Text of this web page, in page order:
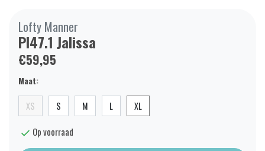
Lofty Manner
PI47.1 Jalissa
€59,95
Maat:
XS S M L XL
Op voorraad